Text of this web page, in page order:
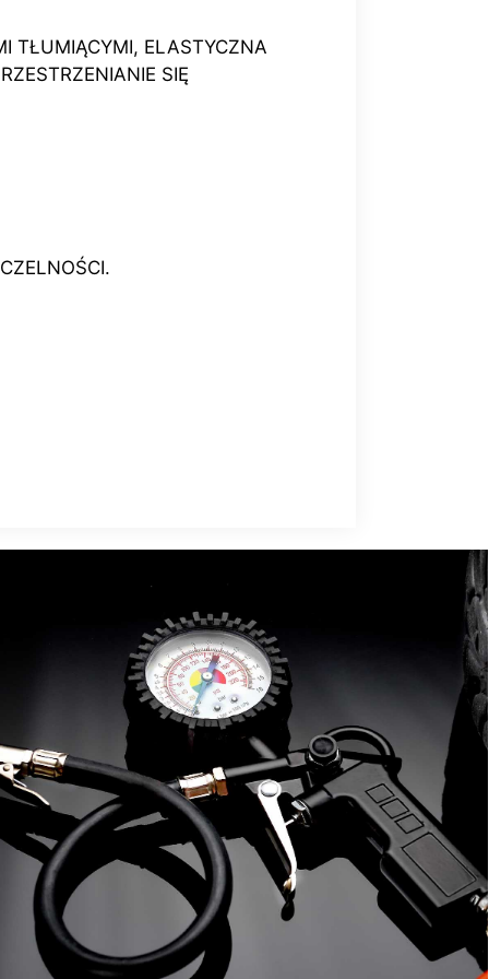
TŁUMIĄCYMI, ELASTYCZNA
SIĘ